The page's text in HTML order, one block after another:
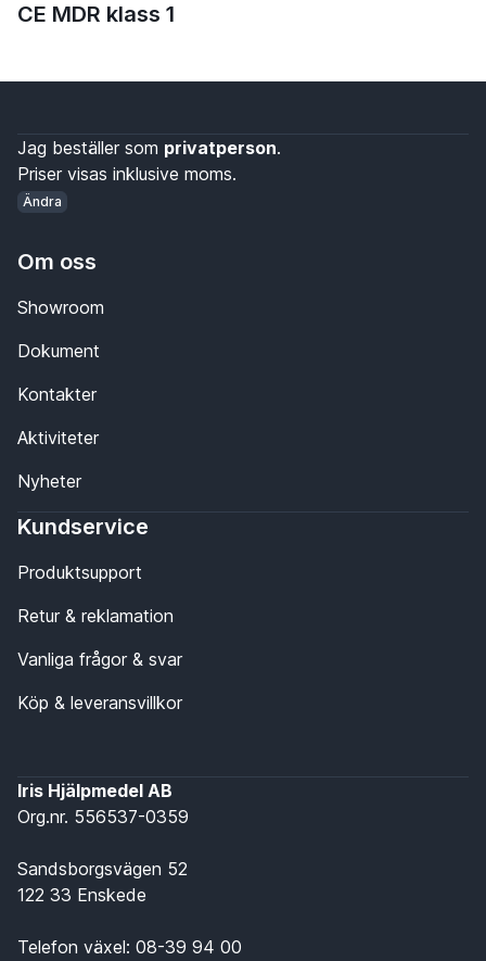
CE MDR klass 1
Jag beställer som privatperson.
Priser visas inklusive moms.
Ändra
Om oss
Showroom
Dokument
Kontakter
Aktiviteter
Nyheter
Kundservice
Produktsupport
Retur & reklamation
Vanliga frågor & svar
Köp & leveransvillkor
Iris Hjälpmedel AB
Org.nr. 556537-0359
Sandsborgsvägen 52
122 33 Enskede
Telefon växel: 08-39 94 00